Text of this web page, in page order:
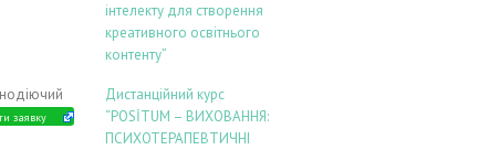
інтелекту для створення
креативного освітнього
контенту”
заявку
Дистанційний курс
“POSİTUM – ВИХОВАННЯ:
ПСИХОТЕРАПЕВТИЧНІ